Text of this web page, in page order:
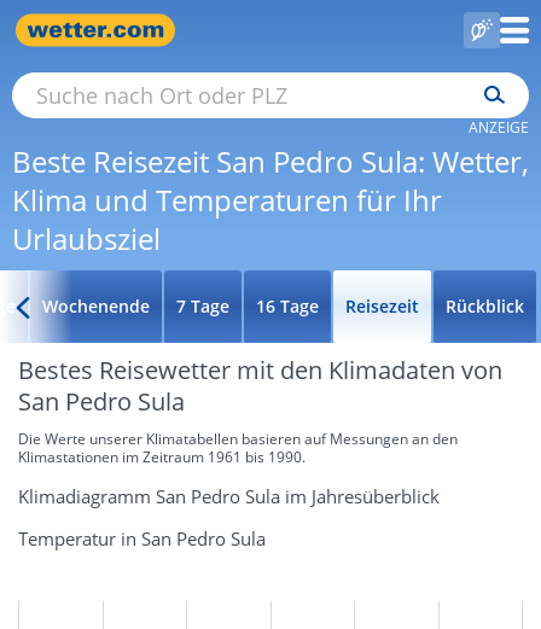
Beste Reisezeit San Pedro Sula: Wetter,
Klima und Temperaturen für Ihr
Urlaubsziel
ANZEIGE
Wochenende 7 Tage 16 Tage Reisezeit Rückblick
Bestes Reisewetter mit den Klimadaten von
San Pedro Sula
Die Werte unserer Klimatabellen basieren auf Messungen an den
Klimastationen im Zeitraum 1961 bis 1990.
Klimadiagramm San Pedro Sula im Jahresüberblick
Temperatur in San Pedro Sula